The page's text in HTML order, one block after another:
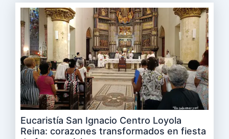
Eucaristía San Ignacio Centro Loyola
Reina: corazones transformados en fiesta